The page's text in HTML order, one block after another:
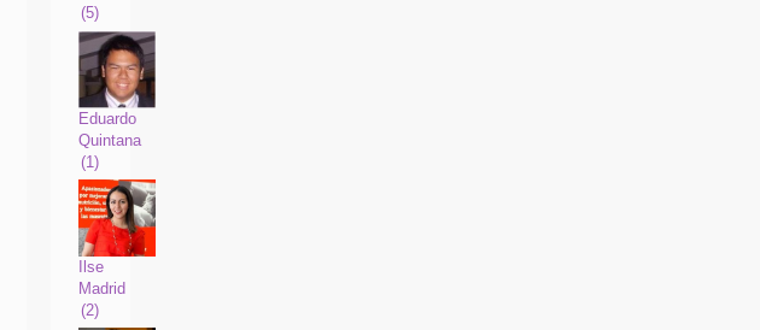
(5)
Eduardo
Quintana
(1)
Ilse
Madrid
(2)